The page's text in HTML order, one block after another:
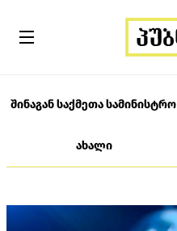
შინაგან საქმეთა სამინისტრო
ახალი